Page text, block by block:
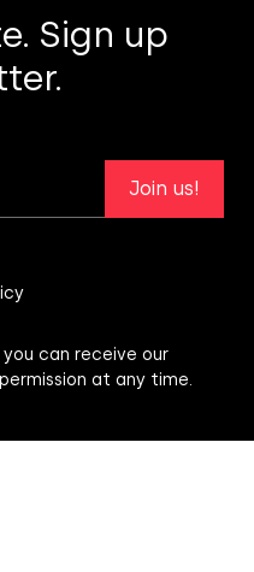
Sign up
Join us!
can receive our
at any time.